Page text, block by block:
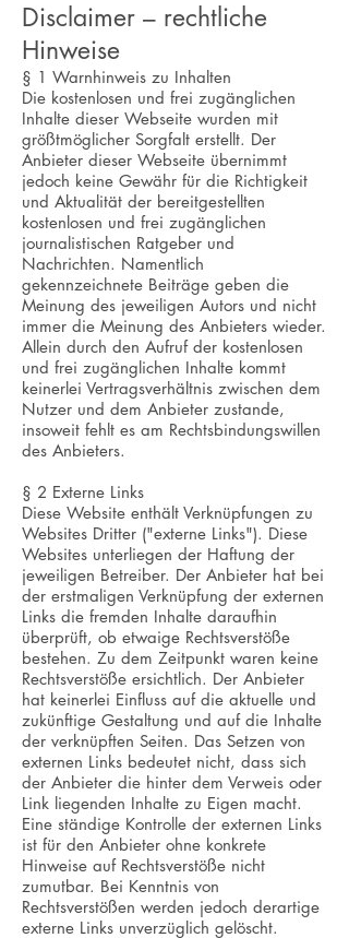
Disclaimer – rechtliche
Hinweise
§ 1 Warnhinweis zu Inhalten
Die kostenlosen und frei zugänglichen
Inhalte dieser Webseite wurden mit
größtmöglicher Sorgfalt erstellt. Der
Anbieter dieser Webseite übernimmt
jedoch keine Gewähr für die Richtigkeit
und Aktualität der bereitgestellten
kostenlosen und frei zugänglichen
journalistischen Ratgeber und
Nachrichten. Namentlich
gekennzeichnete Beiträge geben die
Meinung des jeweiligen Autors und nicht
immer die Meinung des Anbieters wieder.
Allein durch den Aufruf der kostenlosen
und frei zugänglichen Inhalte kommt
keinerlei Vertragsverhältnis zwischen dem
Nutzer und dem Anbieter zustande,
insoweit fehlt es am Rechtsbindungswillen
des Anbieters.
§ 2 Externe Links
Diese Website enthält Verknüpfungen zu
Websites Dritter ("externe Links"). Diese
Websites unterliegen der Haftung der
jeweiligen Betreiber. Der Anbieter hat bei
der erstmaligen Verknüpfung der externen
Links die fremden Inhalte daraufhin
überprüft, ob etwaige Rechtsverstöße
bestehen. Zu dem Zeitpunkt waren keine
Rechtsverstöße ersichtlich. Der Anbieter
hat keinerlei Einfluss auf die aktuelle und
zukünftige Gestaltung und auf die Inhalte
der verknüpften Seiten. Das Setzen von
externen Links bedeutet nicht, dass sich
der Anbieter die hinter dem Verweis oder
Link liegenden Inhalte zu Eigen macht.
Eine ständige Kontrolle der externen Links
ist für den Anbieter ohne konkrete
Hinweise auf Rechtsverstöße nicht
zumutbar. Bei Kenntnis von
Rechtsverstößen werden jedoch derartige
externe Links unverzüglich gelöscht.